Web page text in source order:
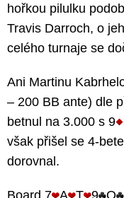
hořkou pilulku
Travis Darroch, o
celého turnaje se
Ani Martinu
– 200 BB ante) dle
betnul na 3.000 s 9
však přišel se 4-
dorovnal.
Board 7 A T 9 Q